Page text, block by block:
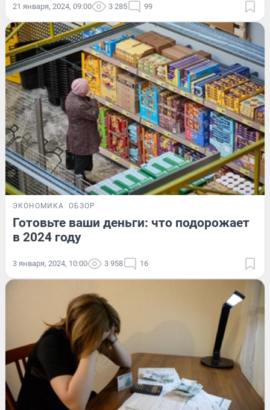
21 января, 2024, 09:00 3 285 99
ЭКОНОМИКА ОБЗОР
Готовьте ваши деньги: что подорожает
в 2024 году
3 января, 2024, 10:00 3 958 16